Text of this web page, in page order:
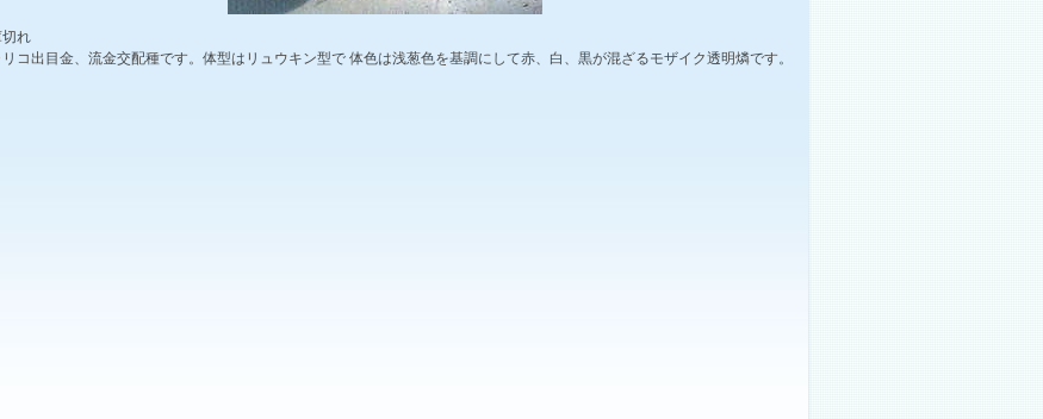
れ
リコ出目金、流金交配種です。体型はリュウキン型で 体色は浅葱色を基調にして赤、白、黒が混ざるモザイク透明燐です。